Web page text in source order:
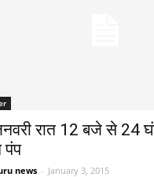
रात 12 बजे से 24
पंप
news - January 3, 2015